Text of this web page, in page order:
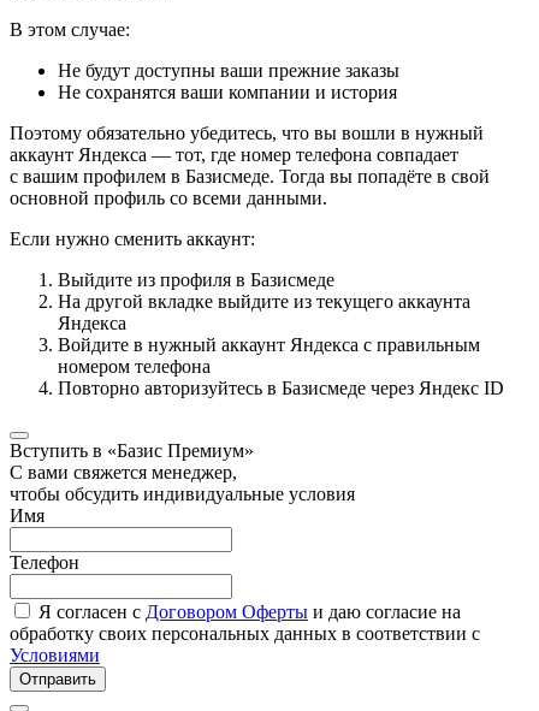
В этом случае:
Не будут доступны ваши прежние заказы
Не сохранятся ваши компании и история
Поэтому обязательно убедитесь, что вы вошли в нужный
аккаунт Яндекса — тот, где номер телефона совпадает
с вашим профилем в Базисмеде. Тогда вы попадёте в свой
основной профиль со всеми данными.
Если нужно сменить аккаунт:
Выйдите из профиля в Базисмеде
На другой вкладке выйдите из текущего аккаунта
Яндекса
Войдите в нужный аккаунт Яндекса с правильным
номером телефона
Повторно авторизуйтесь в Базисмеде через Яндекс ID
Вступить в «Базис Премиум»
С вами свяжется менеджер,
чтобы обсудить индивидуальные условия
Имя
Телефон
Я согласен с Договором Оферты и даю согласие на
обработку своих персональных данных в соответствии с
Условиями
Отправить